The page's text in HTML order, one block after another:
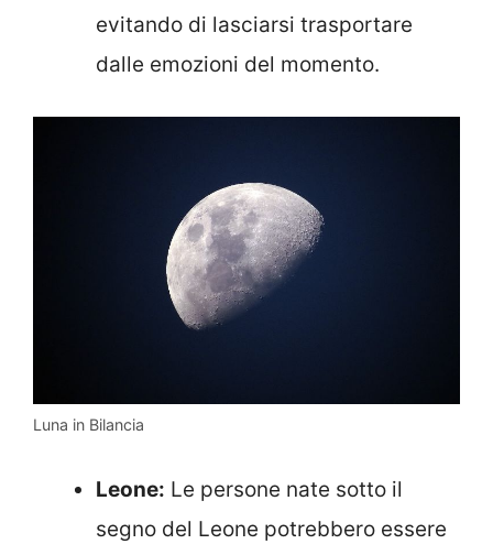
evitando di lasciarsi trasportare
dalle emozioni del momento.
Luna in Bilancia
Leone: Le persone nate sotto il
segno del Leone potrebbero essere